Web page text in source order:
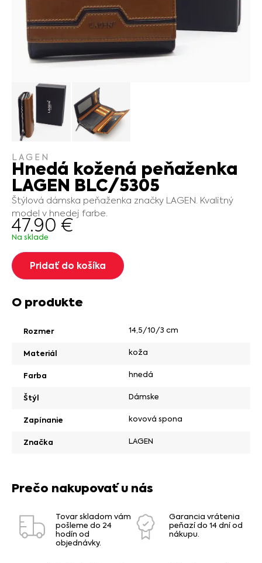
LAGEN
Hnedá kožená peňaženka
LAGEN BLC/5305
Štýlová dámska peňaženka značky LAGEN. Kvalitný
model v hnedej farbe.
47.90 €
Na sklade
Pridať do košíka
O produkte
Rozmer 14,5/10/3 cm
Materiál koža
Farba hnedá
Štýl Dámske
Zapínanie kovová spona
Značka LAGEN
Prečo nakupovať u nás
Tovar skladom vám
pošleme do 24
hodín od
objednávky.
Garancia vrátenia
peňazí do 14 dní od
nákupu.